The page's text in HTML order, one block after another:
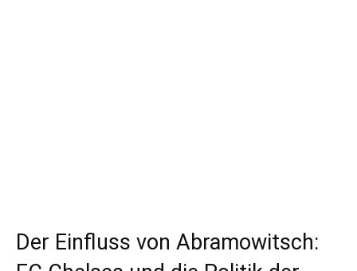
Der Einfluss von Abramowitsch: